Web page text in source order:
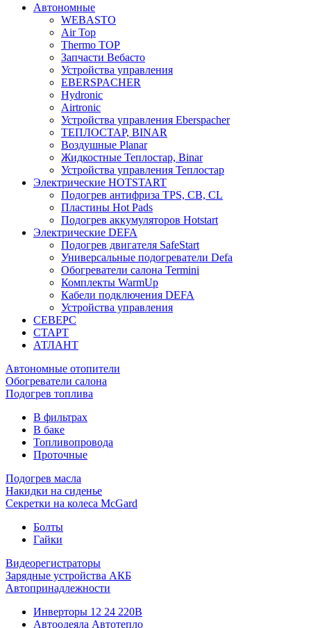
Автономные
WEBASTO
Air Top
Thermo TOP
Запчасти Вебасто
Устройства управления
EBERSPACHER
Hydronic
Airtronic
Устройства управления Eberspacher
ТЕПЛОСТАР, BINAR
Воздушные Planar
Жидкостные Теплостар, Binar
Устройства управления Теплостар
Электрические HOTSTART
Подогрев антифриза TPS, CB, CL
Пластины Hot Pads
Подогрев аккумуляторов Hotstart
Электрические DEFA
Подогрев двигателя SafeStart
Универсальные подогреватели Defa
Обогреватели салона Termini
Комплекты WarmUp
Кабели подключения DEFA
Устройства управления
СЕВЕРС
СТАРТ
АТЛАНТ
Автономные отопители
Обогреватели салона
Подогрев топлива
В фильтрах
В баке
Топливопровода
Проточные
Подогрев масла
Накидки на сиденье
Секретки на колеса McGard
Болты
Гайки
Видеорегистраторы
Зарядные устройства АКБ
Автопринадлежности
Инверторы 12 24 220В
Автоодеяла Автотепло